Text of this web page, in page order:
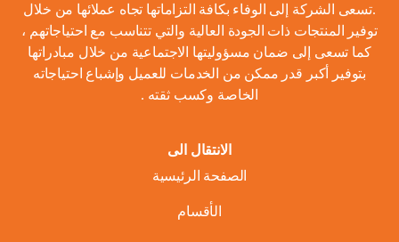
.تسعى الشركة إلى الوفاء بكافة التزاماتها تجاه عملائها من خلال
توفير المنتجات ذات الجودة العالية والتي تتناسب مع احتياجاتهم ،
كما تسعى إلى ضمان مسؤوليتها الاجتماعية من خلال مبادراتها
بتوفير أكبر قدر ممكن من الخدمات للعميل وإشباع احتياجاته
الخاصة وكسب ثقته .
الانتقال الى
الصفحة الرئيسية
الأقسام